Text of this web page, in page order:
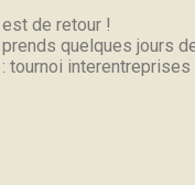
est de retour !
prends quelques jours
: tournoi